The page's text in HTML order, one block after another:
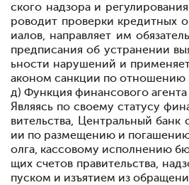
ского надзора и
роводит проверки кредитных
иалов, направляет им
предписания об устранении
ьности нарушений и
аконом санкции по отношению
д) Функция финансового агента
Являясь по своему статусу
вительства, Центральный банк
ии по размещению и
олга, кассовому исполнению
щих счетов правительства,
пуском и изъятием из